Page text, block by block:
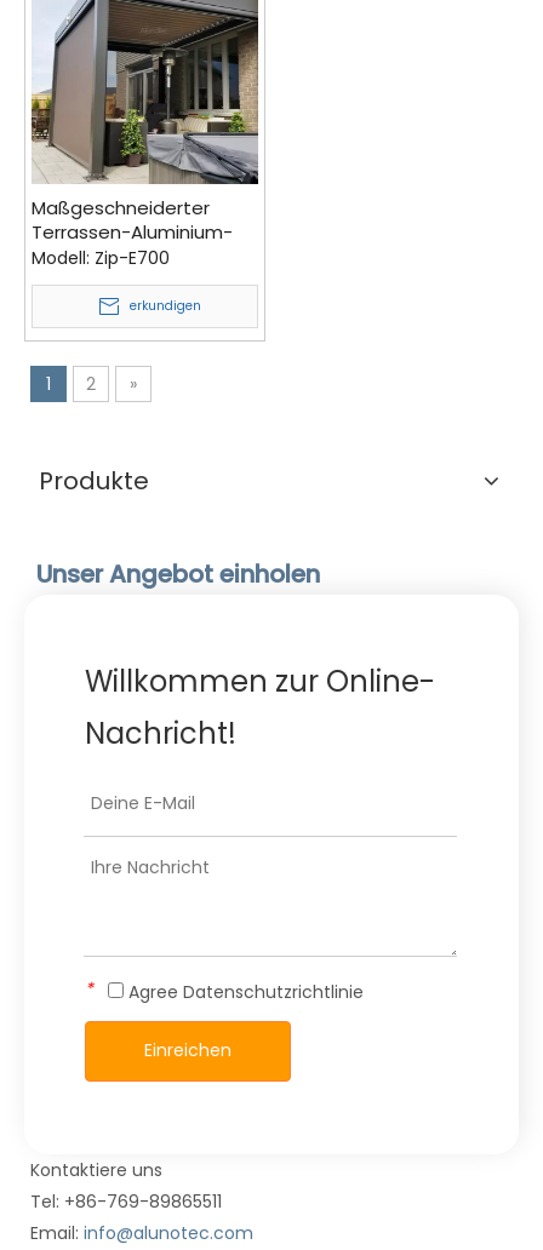
Maßgeschneiderter
Terrassen-Aluminium-
Gartenschirm mit
motorisiertem
Reißverschluss
Modell: Zip-E700
erkundigen
1 2 »
Produkte
Unser Angebot einholen
Willkommen zur Online-
Nachricht!
* Agree Datenschutzrichtlinie
Einreichen
Kontaktiere uns
Tel: +86-769-89865511
Email: info@alunotec.com